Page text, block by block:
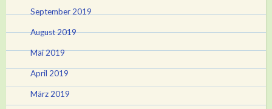
September 2019
August 2019
Mai 2019
April 2019
März 2019